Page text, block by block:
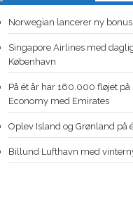
Norwegian lancerer ny
Singapore Airlines med
København
På ét år har 160.000 fløjet
Economy med Emirates
Oplev Island og Grønland på
Billund Lufthavn med